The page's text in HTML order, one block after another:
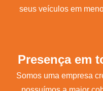
seus veículos em
Presença em
Somos uma empresa